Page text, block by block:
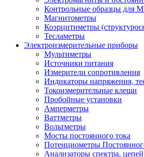
Контрольные образцы для
Магнитометры
Коэрцитиметры
Тесламетры
Электроизмерительные приборы
Мультиметры
Источники питания
Измерители сопротивления
Индикаторы напряжения,
Токоизмерительные клещи
Пробойные установки
Амперметры
Ваттметры
Вольтметры
Мосты постоянного тока
Потенциометры
Анализаторы спектра,